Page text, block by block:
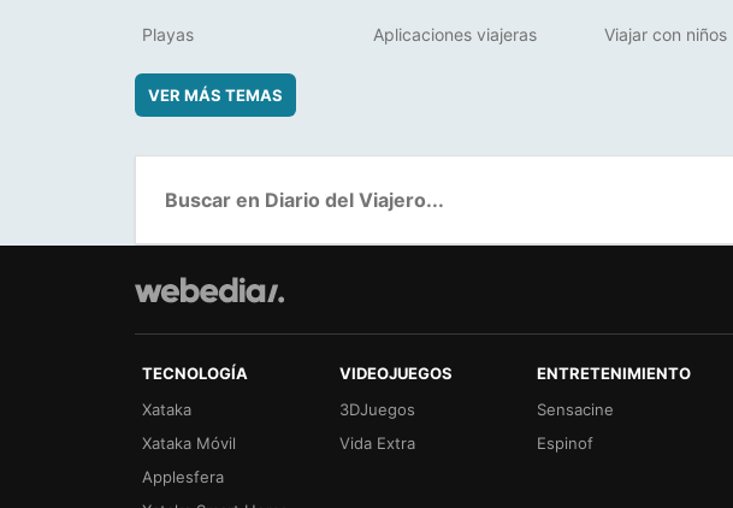
Playas Aplicaciones viajeras Viajar con niños
VER MÁS TEMAS
TECNOLOGÍA
Xataka
Xataka Móvil
Applesfera
VIDEOJUEGOS
3DJuegos
Vida Extra
ENTRETENIMIENTO
Sensacine
Espinof